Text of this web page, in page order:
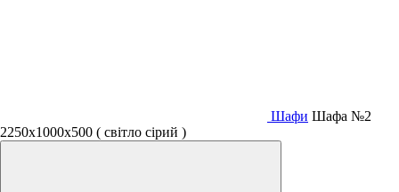
Шафи Шафа №2
2250х1000х500 ( світло сірий )